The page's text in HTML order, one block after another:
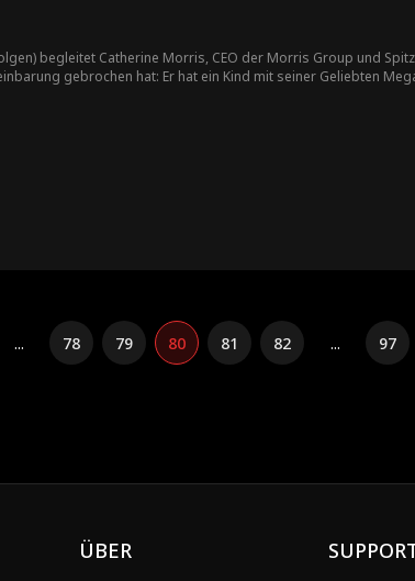
begleitet Catherine Morris, CEO der Morris Group und
gebrochen hat: Er hat ein Kind mit seiner Geliebten
... 78 79 80 81 82 ... 97
ÜBER